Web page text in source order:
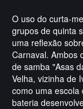
O uso do curta-
grupos de quinta
uma reflexão
Carnaval. Ambos
de samba "Asas
Velha, vizinha de
como uma
bateria